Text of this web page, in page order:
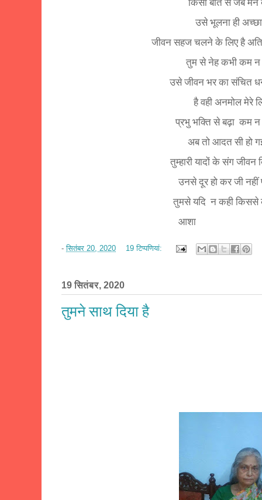
उसे भूलना ही
जीवन सहज चलने के लिए है
तुम से नेह कभी कम
उसे जीवन भर का संचित
है वही अनमोल मेरे
प्रभु भक्ति से बढ़ा कम
अब तो आदत सी हो
तुम्हारी यादों के संग जीवन
उनसे दूर हो कर जी नहीं
तुमसे यदि न कही
आशा
-सितंबर 20, 2020 19 टिप्‍पणियां:
19 सितंबर, 2020
तुमने साथ दिया है